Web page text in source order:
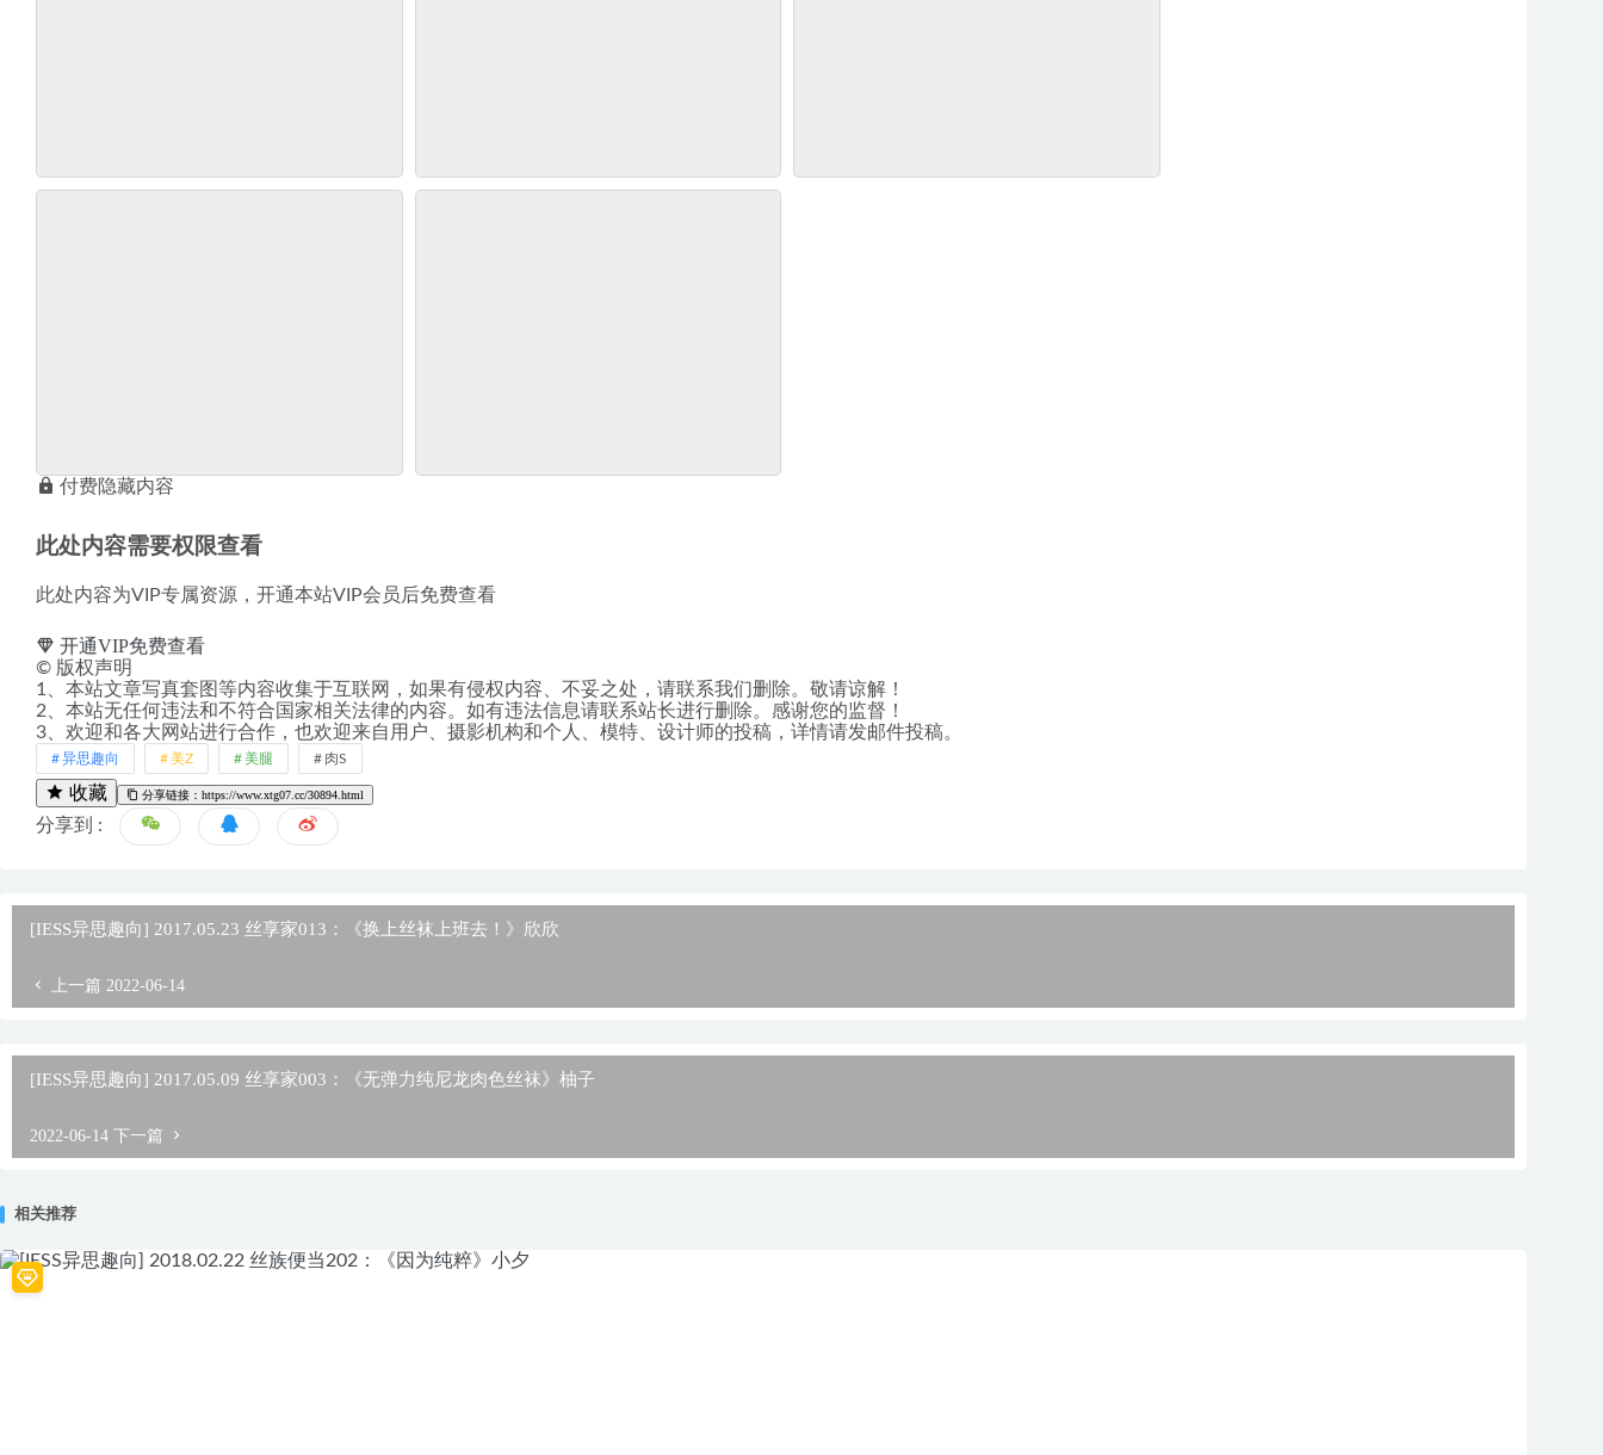
付费隐藏内容
此处内容需要权限查看
此处内容为VIP专属资源，开通本站VIP会员后免费查看
开通VIP免费查看
© 版权声明
1、本站文章写真套图等内容收集于互联网，如果有侵权内容、不妥之处，请联系我们删除。敬请谅解！
2、本站无任何违法和不符合国家相关法律的内容。如有违法信息请联系站长进行删除。感谢您的监督！
3、欢迎和各大网站进行合作，也欢迎来自用户、摄影机构和个人、模特、设计师的投稿，详情请发邮件投稿。
异思趣向 美Z 美腿 肉S
收藏 分享链接：https://www.xtg07.cc/30894.html
分享到 :
[IESS异思趣向] 2017.05.23 丝享家013：《换上丝袜上班去！》欣欣
上一篇 2022-06-14
[IESS异思趣向] 2017.05.09 丝享家003：《无弹力纯尼龙肉色丝袜》柚子
2022-06-14 下一篇
相关推荐